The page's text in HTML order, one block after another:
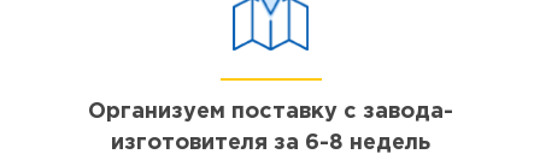
Организуем поставку с завода-
изготовителя за 6-8 недель